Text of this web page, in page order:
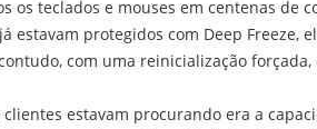
os teclados e mouses em centenas de
estavam protegidos com Deep Freeze,
com uma reinicialização
clientes estavam procurando era a